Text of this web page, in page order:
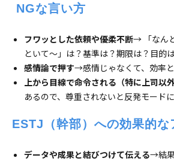
NGな言い方
フワッとした依頼や優柔不断→ 「なん
といて〜」は？基準は？期限は？目的
感情論で押す→感情じゃなくて、効率と
上から目線で命令される（特に上司以外
あるので、尊重されないと反発モードに
ESTJ（幹部）への効果的な
データや成果と結びつけて伝える→結